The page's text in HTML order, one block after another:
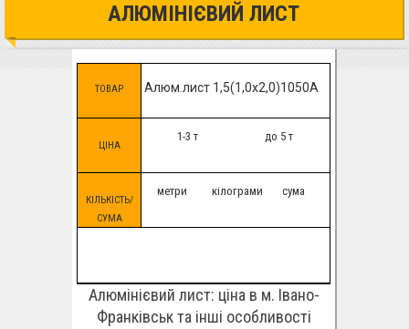
АЛЮМІНІЄВИЙ ЛИСТ
ТОВАР Алюм.лист 1,5(1,0х2,0)1050А
ЦІНА
1-3 т до 5 т
КІЛЬКІСТЬ/
СУМА
метри кілограми сума
Алюмінієвий лист: ціна в м. Івано-
Франківськ та інші особливості